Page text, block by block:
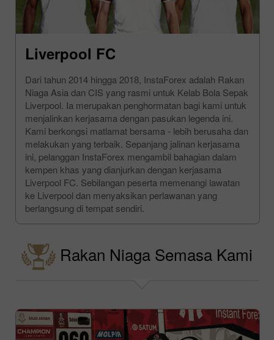
Liverpool FC
Dari tahun 2014 hingga 2018, InstaForex adalah Rakan
Niaga Asia dan CIS yang rasmi untuk Kelab Bola Sepak
Liverpool. Ia merupakan penghormatan bagi kami untuk
menjalinkan kerjasama dengan pasukan legenda ini.
Kami berkongsi matlamat bersama - lebih berusaha dan
melakukan yang terbaik. Sepanjang jalinan kerjasama
ini, pelanggan InstaForex mengambil bahagian dalam
kempen khas yang dianjurkan dengan kerjasama
Liverpool FC. Sebilangan peserta memenangi lawatan
ke Liverpool dan menyaksikan perlawanan yang
berlangsung di tempat sendiri.
Rakan Niaga Semasa Kami